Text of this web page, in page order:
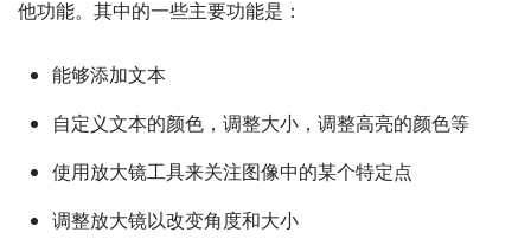
他功能。其中的一些主要功能是：
能够添加文本
自定义文本的颜色，调整大小，调整高亮的颜色等
使用放大镜工具来关注图像中的某个特定点
调整放大镜以改变角度和大小